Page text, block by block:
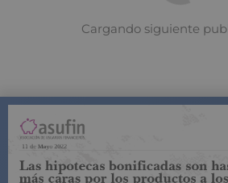
COMPARADOR DE SEGUROS DE VIDA
REGULACIÓN DE LA DIRECCIÓN GENERAL